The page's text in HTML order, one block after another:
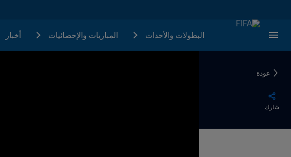
البطولات والأحدات المباريات والإحصائيات أخبار
عودة
شارك